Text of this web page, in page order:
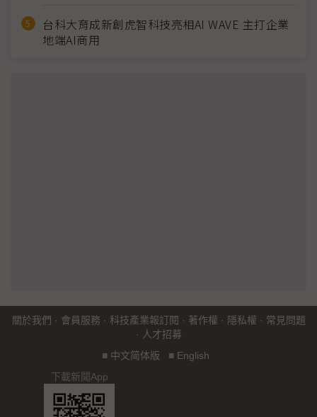
台科大育成新創虎智科技亮相AI WAVE 主打企業
地端AI商用
關於我們 · 會員服務 · 科技產業報訂閱 · 著作權 · 隱私權 · 常見問題
· 人才招募
■ 中文简体版 ■ English
下載新聞App